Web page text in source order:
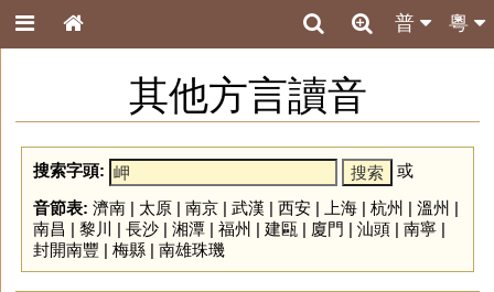
粵
普
其他方言讀音
搜索字頭:
或
音節表: 濟南| 太原| 南京| 武漢 | 西安| 上海| 杭州 | 溫州 |
南昌 | 黎川 | 長沙| 湘潭| 福州 | 建甌 | 廈門 | 汕頭| 南寧|
封開南豐 | 梅縣| 南雄珠璣